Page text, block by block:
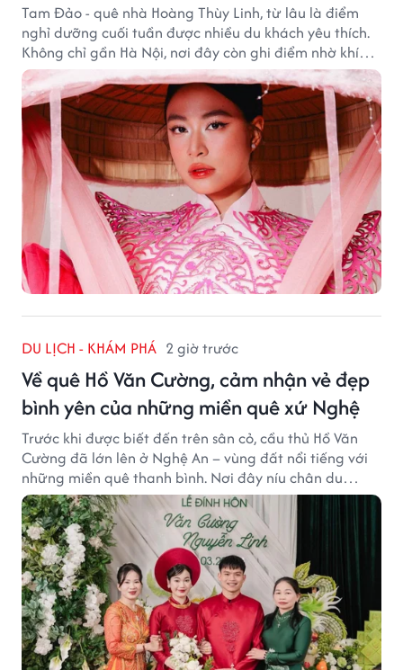
Tam Đảo - quê nhà Hoàng Thùy Linh, từ lâu là điểm
nghỉ dưỡng cuối tuần được nhiều du khách yêu thích.
Không chỉ gần Hà Nội, nơi đây còn ghi điểm nhờ khí
hậu mát mẻ, cảnh sắc thơ mộng và không gian yên
bình giữa núi rừng.
DU LỊCH - KHÁM PHÁ 2 giờ trước
Về quê Hồ Văn Cường, cảm nhận vẻ đẹp
bình yên của những miền quê xứ Nghệ
Trước khi được biết đến trên sân cỏ, cầu thủ Hồ Văn
Cường đã lớn lên ở Nghệ An – vùng đất nổi tiếng với
những miền quê thanh bình. Nơi đây níu chân du
khách bằng cánh đồng xanh, làng quê yên ả và nhịp
sống chậm đầy bình yên.